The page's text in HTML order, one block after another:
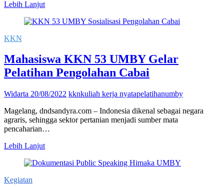
Lebih LanjutTim
UMBY
Muhammadiyah
Gamping
Editing
KKN
Mahasiswa KKN 53 UMBY Gelar
Pelatihan Pengolahan Cabai
Widarta 20/08/2022 kknkuliah kerja nyatapelatihanumby
Magelang, dndsandyra.com – Indonesia dikenal sebagai negara
agraris, sehingga sektor pertanian menjadi sumber mata
pencaharian…
Lebih LanjutMahasiswa
53
Kegiatan